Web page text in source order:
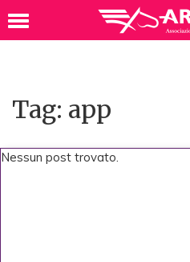
Tag: app
Nessun post trovato.